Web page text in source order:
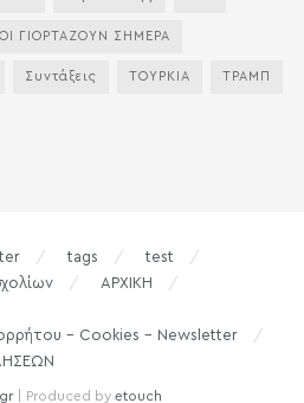
ΓΙΟΡΤΑΖΟΥΝ ΣΗΜΕΡΑ
Συντάξεις ΤΟΥΡΚΙΑ ΤΡΑΜΠ
tags
test
ΑΡΧΙΚΗ
– Cookies – Newsletter
| Produced by etouch